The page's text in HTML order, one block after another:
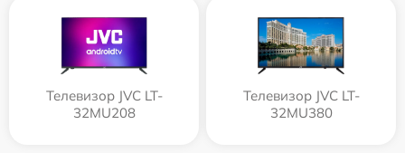
Телевизор JVC LT-
32MU208
Телевизор JVC LT-
32MU380